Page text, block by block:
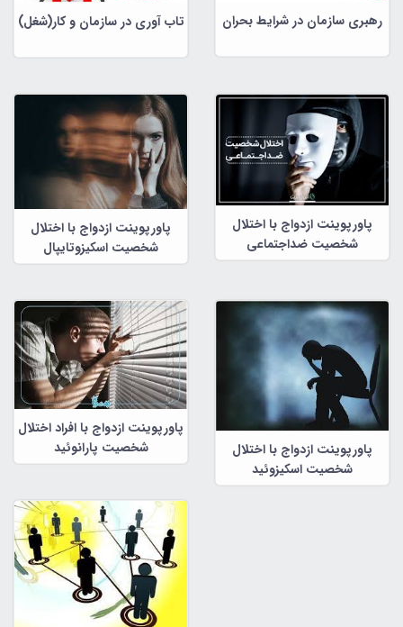
رهبری سازمان در شرایط بحران تاب آوری در سازمان و کار(شغل)
پاورپوینت ازدواج با اختلال
شخصیت ضداجتماعی
پاورپوینت ازدواج با اختلال
شخصیت اسکیزوتایپال
پاورپوینت ازدواج با اختلال
شخصیت اسکیزوئید
پاورپوینت ازدواج با افراد اختلال
شخصیت پارانوئید